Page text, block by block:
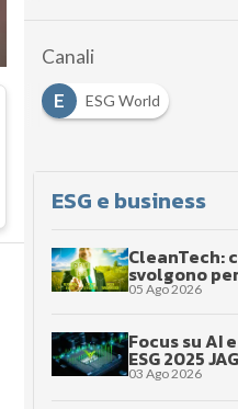
Canali
E
ESG World
ESG e business
CleanTech:
svolgono per
05 Ago 2026
Focus su AI
ESG 2025
03 Ago 2026